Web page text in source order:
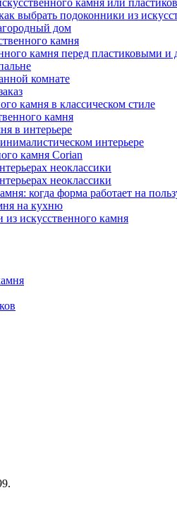
камня или
выбрать подоконники из
дом
камня
камня перед пластиковыми и
комнате
камня в классическом стиле
камня
в интерьере
интерьере
камня Corian
неоклассики
неоклассики
когда форма работает на
на кухню
искусственного камня